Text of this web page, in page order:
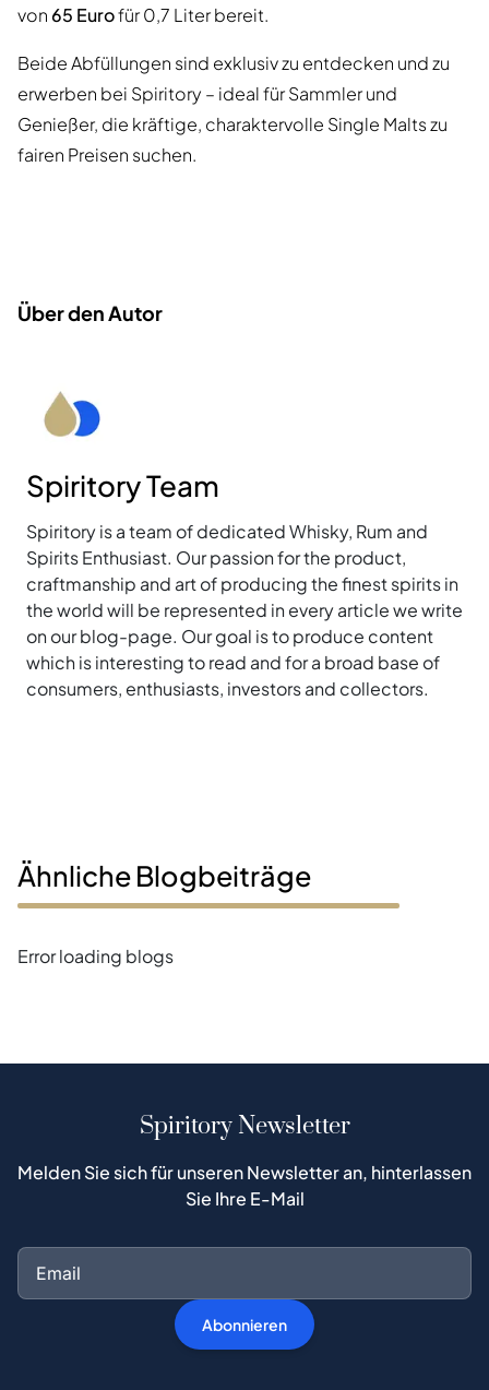
von 65 Eurofür 0,7 Liter bereit.
Beide Abfüllungen sind exklusiv zu entdecken und zu
erwerben bei Spiritory – ideal für Sammler und
Genießer, die kräftige, charaktervolle Single Malts zu
fairen Preisen suchen.
Über den Autor
Spiritory Team
Spiritory is a team of dedicated Whisky, Rum and
Spirits Enthusiast. Our passion for the product,
craftmanship and art of producing the finest spirits in
the world will be represented in every article we write
on our blog-page. Our goal is to produce content
which is interesting to read and for a broad base of
consumers, enthusiasts, investors and collectors.
Ähnliche Blogbeiträge
Error loading blogs
Spiritory Newsletter
Melden Sie sich für unseren Newsletter an, hinterlassen
Sie Ihre E-Mail
Abonnieren